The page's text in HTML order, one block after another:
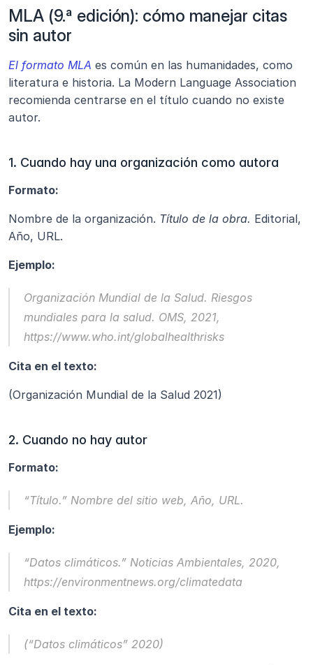
MLA (9.ª edición): cómo manejar citas
sin autor
El formato MLA es común en las humanidades, como
literatura e historia. La Modern Language Association
recomienda centrarse en el título cuando no existe
autor.
1. Cuando hay una organización como autora
Formato:
Nombre de la organización. Título de la obra. Editorial,
Año, URL.
Ejemplo:
Organización Mundial de la Salud. Riesgos
mundiales para la salud. OMS, 2021,
https://www.who.int/globalhealthrisks
Cita en el texto:
(Organización Mundial de la Salud 2021)
2. Cuando no hay autor
Formato:
“Título.” Nombre del sitio web, Año, URL.
Ejemplo:
“Datos climáticos.” Noticias Ambientales, 2020,
https://environmentnews.org/climatedata
Cita en el texto:
(“Datos climáticos” 2020)